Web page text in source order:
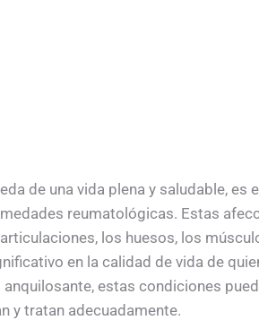
de una vida plena y saludable,
reumatológicas. Estas
los huesos, los
en la calidad de vida de
estas condiciones
y tratan adecuadamente.